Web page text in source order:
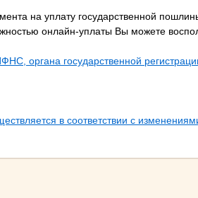
на уплату государственной
онлайн-уплаты Вы можете
органа государственной
в соответствии с